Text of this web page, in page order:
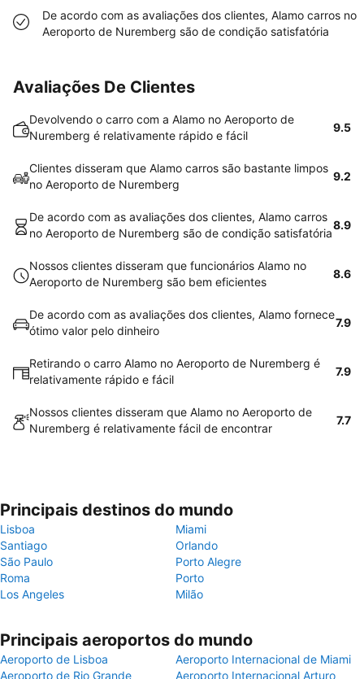
De acordo com as avaliações dos clientes, Alamo carros no
Aeroporto de Nuremberg são de condição satisfatória
Avaliações De Clientes
Devolvendo o carro com a Alamo no Aeroporto de
Nuremberg é relativamente rápido e fácil
9.5
Clientes disseram que Alamo carros são bastante limpos
no Aeroporto de Nuremberg
9.2
De acordo com as avaliações dos clientes, Alamo carros
no Aeroporto de Nuremberg são de condição satisfatória
8.9
Nossos clientes disseram que funcionários Alamo no
Aeroporto de Nuremberg são bem eficientes
8.6
De acordo com as avaliações dos clientes, Alamo fornece
ótimo valor pelo dinheiro
7.9
Retirando o carro Alamo no Aeroporto de Nuremberg é
relativamente rápido e fácil
7.9
Nossos clientes disseram que Alamo no Aeroporto de
Nuremberg é relativamente fácil de encontrar
7.7
Principais destinos do mundo
Lisboa
Miami
Santiago
Orlando
São Paulo
Porto Alegre
Roma
Porto
Los Angeles
Milão
Principais aeroportos do mundo
Aeroporto de Lisboa
Aeroporto Internacional de Miami
Aeroporto de Rio Grande
Aeroporto Internacional Arturo